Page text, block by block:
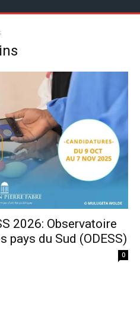
2026: Observatoire
pays du Sud (ODESS)
0